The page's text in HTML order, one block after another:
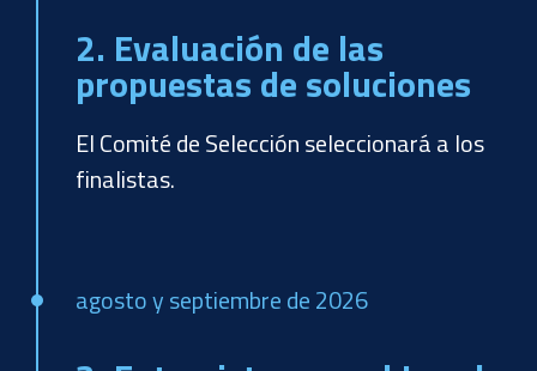
2. Evaluación de las
propuestas de soluciones
El Comité de Selección seleccionará a los
finalistas.
agosto y septiembre de 2026